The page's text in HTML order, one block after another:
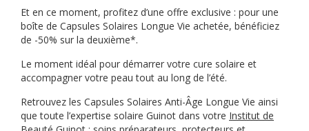
Et en ce moment, profitez d’une offre exclusive : pour une
boîte de Capsules Solaires Longue Vie achetée, bénéficiez
de -50% sur la deuxième*.
Le moment idéal pour démarrer votre cure solaire et
accompagner votre peau tout au long de l’été.
Retrouvez les Capsules Solaires Anti-Âge Longue Vie ainsi
que toute l’expertise solaire Guinot dans votre Institut de